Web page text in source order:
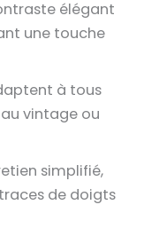
élégant
une touche
à tous
au vintage ou
simplifié,
de doigts